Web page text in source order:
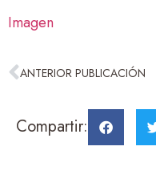
Imagen
ANTERIOR PUBLICACIÓN
Compartir: